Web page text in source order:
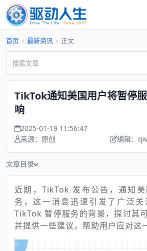
首页 › 最新资讯 › 正文
TikTok通知美国用户将暂停
响
2025-01-19 11:56:47
来源：原创
编辑：
文章目录
近期，TikTok 发布公告，通知
务，这一消息迅速引发了广泛
TikTok 暂停服务的背景，探讨其
并提供一些建议，帮助用户应对这